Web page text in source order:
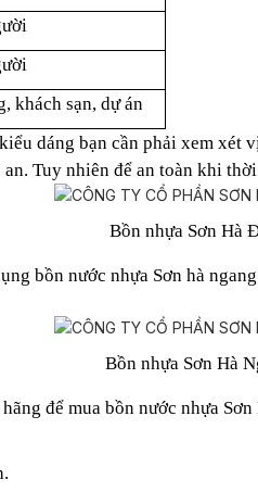
khách sạn, dự án
dáng bạn cần phải xem xét
Tuy nhiên để an toàn khi
Bồn nhựa Sơn Hà
bồn nước nhựa Sơn hà
Bồn nhựa Sơn Hà
để mua bồn nước nhựa